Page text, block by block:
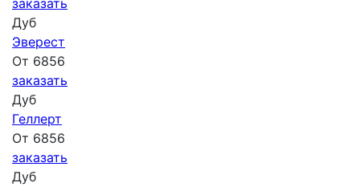
заказать
Дуб
Эверест
От 6856
заказать
Дуб
Геллерт
От 6856
заказать
Дуб